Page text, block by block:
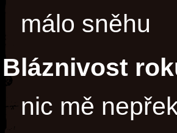
málo sněhu
Bláznivost
nic mě